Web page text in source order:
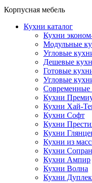
Корпусная мебель
Кухни каталог
Кухни
Модульные
Угловые
Дешевые
Готовые
Угловые
Современные
Кухни
Кухни Хай-
Кухни Софт
Кухни
Кухни
Кухни из
Кухни
Кухни Ампир
Кухни Волна
Кухни